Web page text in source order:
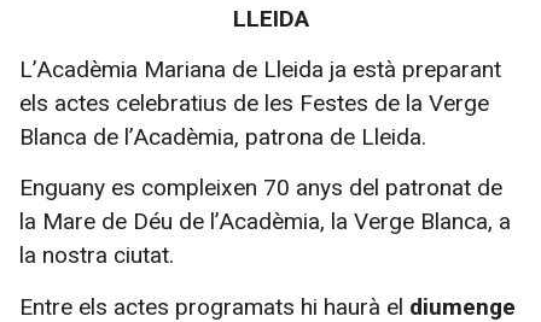
LLEIDA
L’Acadèmia Mariana de Lleida ja està preparant
els actes celebratius de les Festes de la Verge
Blanca de l’Acadèmia, patrona de Lleida.
Enguany es compleixen 70 anys del patronat de
la Mare de Déu de l’Acadèmia, la Verge Blanca, a
la nostra ciutat.
Entre els actes programats hi haurà el diumenge